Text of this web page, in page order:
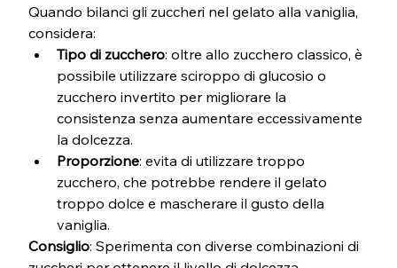
Quando bilanci gli zuccheri nel gelato alla vaniglia,
considera:
Tipo di zucchero: oltre allo zucchero classico, è
possibile utilizzare sciroppo di glucosio o
zucchero invertito per migliorare la
consistenza senza aumentare eccessivamente
la dolcezza.
Proporzione: evita di utilizzare troppo
zucchero, che potrebbe rendere il gelato
troppo dolce e mascherare il gusto della
vaniglia.
Consiglio: Sperimenta con diverse combinazioni di